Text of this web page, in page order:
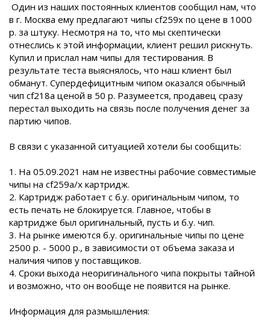
Один из наших постоянных клиентов сообщил нам, что
в г. Москва ему предлагают чипы cf259x по цене в 1000
р. за штуку. Несмотря на то, что мы скептически
отнеслись к этой информации, клиент решил рискнуть.
Купил и прислал нам чипы для тестирования. В
результате теста выяснялось, что наш клиент был
обманут. Супердефицитным чипом оказался обычный
чип cf218a ценой в 50 р. Разумеется, продавец сразу
перестал выходить на связь после получения денег за
партию чипов.
В связи с указанной ситуацией хотели бы сообщить:
1. На 05.09.2021 нам не известны рабочие совместимые
чипы на cf259a/x картридж.
2. Картридж работает с б.у. оригинальным чипом, то
есть печать не блокируется. Главное, чтобы в
картридже был оригинальный, пусть и б.у. чип.
3. На рынке имеются б.у. оригинальные чипы по цене
2500 р. - 5000 р., в зависимости от объема заказа и
наличия чипов у поставщиков.
4. Сроки выхода неоригинального чипа покрыты тайной
и возможно, что он вообще не появится на рынке.
Информация для размышления: